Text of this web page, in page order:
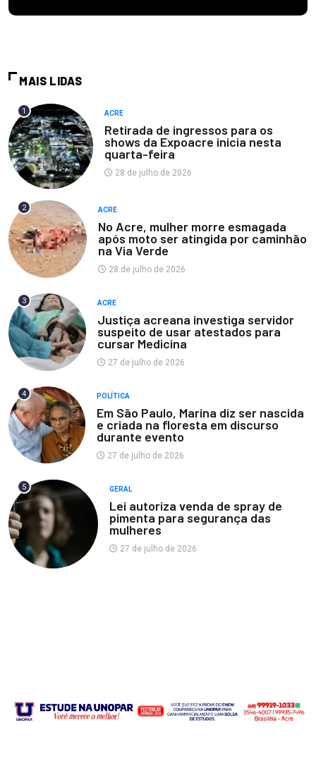
MAIS LIDAS
1 ACRE
Retirada de ingressos para os
shows da Expoacre inicia nesta
quarta-feira
28 de julho de 2026
2 ACRE
No Acre, mulher morre esmagada
após moto ser atingida por caminhão
na Via Verde
28 de julho de 2026
3 ACRE
Justiça acreana investiga servidor
suspeito de usar atestados para
cursar Medicina
27 de julho de 2026
4 POLÍTICA
Em São Paulo, Marina diz ser nascida
e criada na floresta em discurso
durante evento
27 de julho de 2026
5 GERAL
Lei autoriza venda de spray de
pimenta para segurança das
mulheres
27 de julho de 2026